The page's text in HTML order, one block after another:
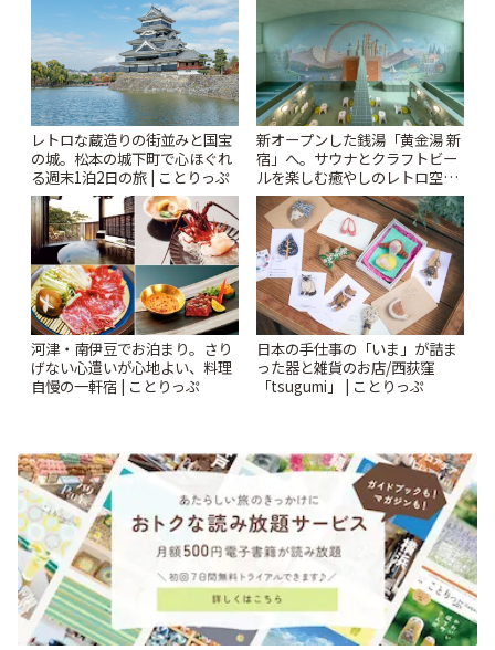
レトロな蔵造りの街並みと国宝
の城。松本の城下町で心ほぐれ
る週末1泊2日の旅 | ことりっぷ
新オープンした銭湯「黄金湯 新
宿」へ。サウナとクラフトビー
ルを楽しむ癒やしのレトロ空間
| ことりっぷ
河津・南伊豆でお泊まり。さり
げない心遣いが心地よい、料理
自慢の一軒宿 | ことりっぷ
日本の手仕事の「いま」が詰ま
った器と雑貨のお店/西荻窪
「tsugumi」 | ことりっぷ